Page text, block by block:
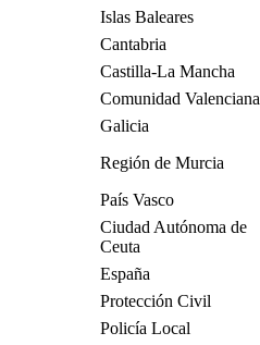
Islas Baleares
Cantabria
Castilla-La Mancha
Comunidad Valenciana
Galicia
Región de Murcia
País Vasco
Ciudad Autónoma de
Ceuta
España
Protección Civil
Policía Local